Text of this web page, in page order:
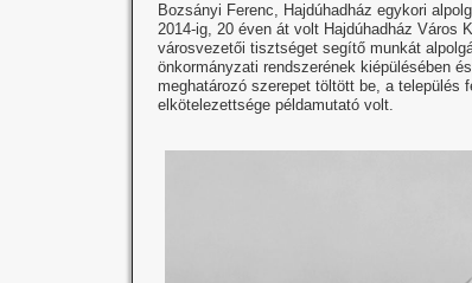
Bozsányi Ferenc, Hajdúhadház egykori
2014-ig, 20 éven át volt Hajdúhadház Város
városvezetői tisztséget segítő munkát
önkormányzati rendszerének kiépülésében
meghatározó szerepet töltött be, a település
elkötelezettsége példamutató volt.